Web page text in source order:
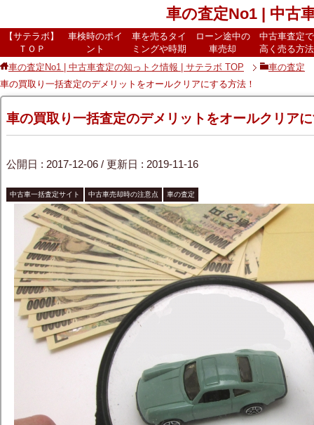
車の査定No1 | 中古
【サテラボ】
ＴＯＰ
車検時のポイ
ント
車を売るタイ
ミングや時期
ローン途中の
車売却
中古車査定で
高く売る方法
車の査定No1 | 中古車査定の知っトク情報 | サテラボ TOP
車の査定
車の買取り一括査定のデメリットをオールクリアにする方法！
車の買取り一括査定のデメリットをオールクリア
公開日 : 2017-12-06/ 更新日 : 2019-11-16
中古車一括査定サイト 中古車売却時の注意点 車の査定